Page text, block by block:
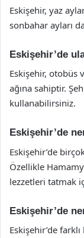
Eskişehir, yaz
sonbahar ayları
Eskişehir’de
Eskişehir, otobüs
ağına sahiptir.
kullanabilirsiniz.
Eskişehir’de
Eskişehir’de
Özellikle
lezzetleri tatmak
Eskişehir’de
Eskişehir’de